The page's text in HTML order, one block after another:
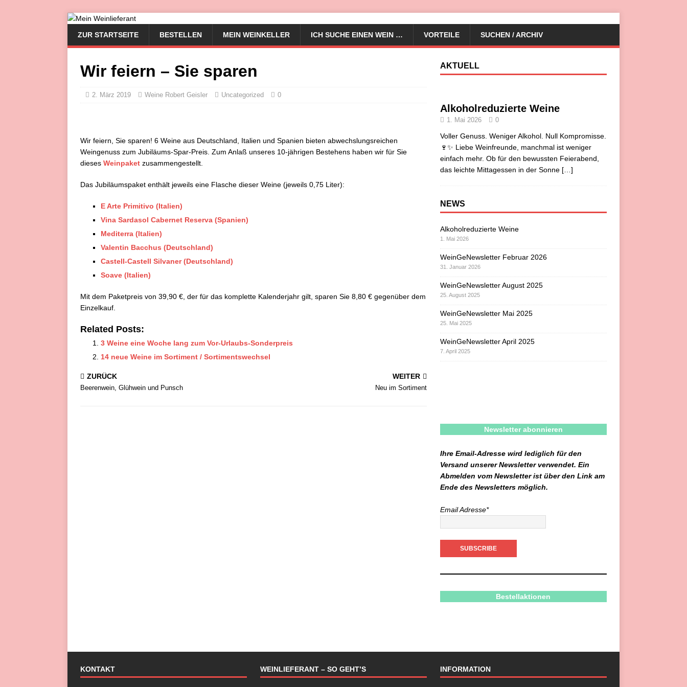
ZUR STARTSEITE BESTELLEN MEIN WEINKELLER ICH SUCHE EINEN WEIN … VORTEILE SUCHEN / ARCHIV
Wir feiern – Sie sparen
2. März 2019 Weine Robert Geisler Uncategorized 0
Wir feiern, Sie sparen! 6 Weine aus Deutschland, Italien und Spanien bieten abwechslungsreichen
Weingenuss zum Jubiläums-Spar-Preis. Zum Anlaß unseres 10-jährigen Bestehens haben wir für Sie
dieses Weinpaket zusammengestellt.
Das Jubiläumspaket enthält jeweils eine Flasche dieser Weine (jeweils 0,75 Liter):
E Arte Primitivo (Italien)
Vina Sardasol Cabernet Reserva (Spanien)
Mediterra (Italien)
Valentin Bacchus (Deutschland)
Castell-Castell Silvaner (Deutschland)
Soave (Italien)
Mit dem Paketpreis von 39,90 €, der für das komplette Kalenderjahr gilt, sparen Sie 8,80 € gegenüber dem
Einzelkauf.
Related Posts:
3 Weine eine Woche lang zum Vor-Urlaubs-Sonderpreis
14 neue Weine im Sortiment / Sortimentswechsel
ZURÜCK
Beerenwein, Glühwein und Punsch
WEITER
Neu im Sortiment
AKTUELL
Alkoholreduzierte Weine
1. Mai 2026 0
Voller Genuss. Weniger Alkohol. Null Kompromisse.
🍷✨ Liebe Weinfreunde, manchmal ist weniger
einfach mehr. Ob für den bewussten Feierabend,
das leichte Mittagessen in der Sonne […]
NEWS
Alkoholreduzierte Weine
1. Mai 2026
WeinGeNewsletter Februar 2026
31. Januar 2026
WeinGeNewsletter August 2025
25. August 2025
WeinGeNewsletter Mai 2025
25. Mai 2025
WeinGeNewsletter April 2025
7. April 2025
Newsletter abonnieren
Ihre Email-Adresse wird lediglich für den
Versand unserer Newsletter verwendet. Ein
Abmelden vom Newsletter ist über den Link am
Ende des Newsletters möglich.
Email Adresse*
Bestellaktionen
KONTAKT WEINLIEFERANT – SO GEHT’S INFORMATION